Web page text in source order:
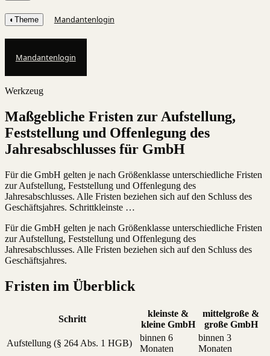
◐ Theme Mandantenlogin
Mandantenlogin
Werkzeug
Maßgebliche Fristen zur Aufstellung,
Feststellung und Offenlegung des
Jahresabschlusses für GmbH
Für die GmbH gelten je nach Größenklasse unterschiedliche Fristen
zur Aufstellung, Feststellung und Offenlegung des
Jahresabschlusses. Alle Fristen beziehen sich auf den Schluss des
Geschäftsjahres. Schrittkleinste …
Für die GmbH gelten je nach Größenklasse unterschiedliche Fristen
zur Aufstellung, Feststellung und Offenlegung des
Jahresabschlusses. Alle Fristen beziehen sich auf den Schluss des
Geschäftsjahres.
Fristen im Überblick
Schritt
kleinste &
kleine GmbH
mittelgroße &
große GmbH
Aufstellung (§ 264 Abs. 1 HGB)
binnen 6
Monaten
binnen 3
Monaten